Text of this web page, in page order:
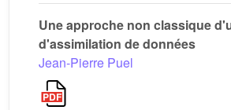
Une approche non classique
d'assimilation de données
Jean-Pierre Puel